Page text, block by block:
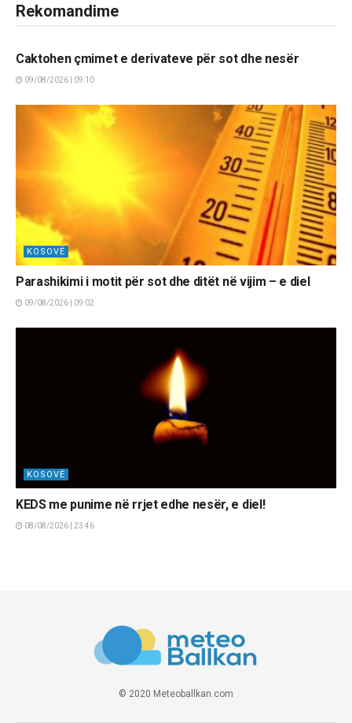
Rekomandime
Caktohen çmimet e derivateve për sot dhe nesër
09/08/2026 | 09:10
KOSOVË
Parashikimi i motit për sot dhe ditët në vijim – e diel
09/08/2026 | 09:02
KOSOVË
KEDS me punime në rrjet edhe nesër, e diel!
08/08/2026 | 23:46
© 2020 Meteoballkan.com